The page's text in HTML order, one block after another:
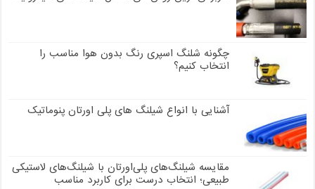
چگونه شلنگ اسپری رنگ بدون هوا مناسب را
انتخاب کنیم؟
آشنایی با انواع شیلنگ های پلی اورتان پنوماتیک
مقایسه شیلنگ‌های پلی‌اورتان با شیلنگ‌های لاستیکی
طبیعی؛ انتخاب درست برای کاربرد مناسب